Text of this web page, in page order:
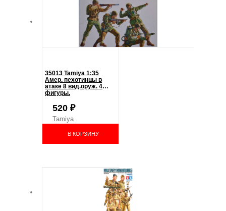
35013 Tamiya 1:35
Амер. пехотинцы в
атаке 8 вид.оруж. 4
фигуры.
520 ₽
Tamiya
В КОРЗИНУ